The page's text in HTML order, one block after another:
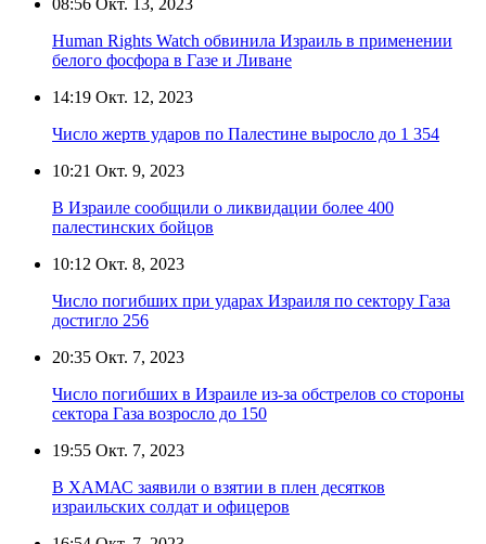
Human Rights Watch обвинила Израиль в применении
белого фосфора в Газе и Ливане
14:19 Окт. 12, 2023
Число жертв ударов по Палестине выросло до 1 354
10:21 Окт. 9, 2023
В Израиле сообщили о ликвидации более 400
палестинских бойцов
10:12 Окт. 8, 2023
Число погибших при ударах Израиля по сектору Газа
достигло 256
20:35 Окт. 7, 2023
Число погибших в Израиле из-за обстрелов со стороны
сектора Газа возросло до 150
19:55 Окт. 7, 2023
В ХАМАС заявили о взятии в плен десятков
израильских солдат и офицеров